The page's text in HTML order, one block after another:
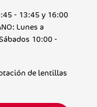
- 13:45 y 16:00
Lunes a
10:00 -
de lentillas